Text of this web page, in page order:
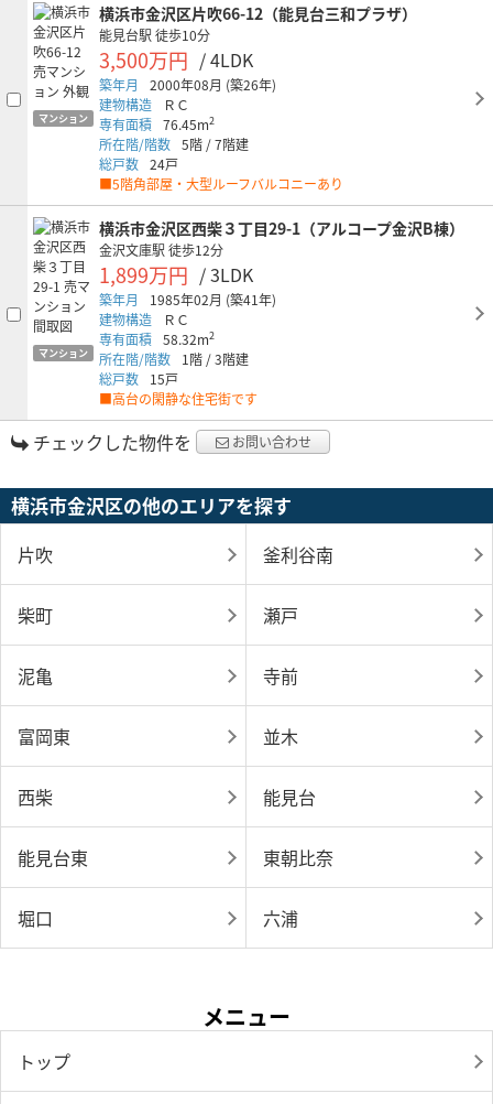
マンション
横浜市金沢区片吹66-12（能見台三和プラザ）
能見台駅 徒歩10分
3,500万円 / 4LDK
築年月 2000年08月 (築26年)
建物構造
ＲＣ
専有面積 76.45m2
所在階/階数 5階 /7階建
総戸数 24戸
■5階角部屋・大型ルーフバルコニーあり
マンション
横浜市金沢区西柴３丁目29-1（アルコープ金沢B棟）
金沢文庫駅 徒歩12分
1,899万円 / 3LDK
築年月 1985年02月 (築41年)
建物構造
ＲＣ
専有面積 58.32m2
所在階/階数 1階 /3階建
総戸数
15戸
■高台の閑静な住宅街です
チェックした物件を お問い合わせ
横浜市金沢区の他のエリアを探す
片吹 釜利谷南
柴町 瀬戸
泥亀 寺前
富岡東 並木
西柴 能見台
能見台東 東朝比奈
堀口 六浦
メニュー
トップ